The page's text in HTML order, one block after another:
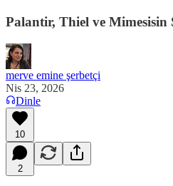
Palantir, Thiel ve Mimesisin
merve emine şerbetçi
Nis 23, 2026
Dinle
10
2